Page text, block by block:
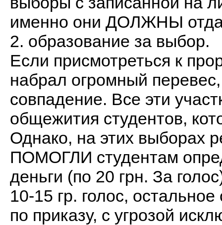
именно они ДОЛЖНЫ
2. образование за выбор.
Если присмотреться к
набрал огромный
совпадение. Все эти
общежития студентов,
Однако, на этих выборах
ПОМОГЛИ студентам
деньги (по 20 грн. За
10-15 гр. голос,
по приказу, с угрозой